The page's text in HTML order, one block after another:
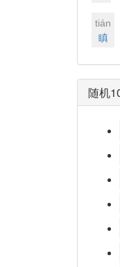
tián
瞋
随机